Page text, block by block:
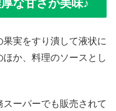
な甘さが美味♪
実をすり潰して液状に
か、料理のソースとし
ーパーでも販売されて